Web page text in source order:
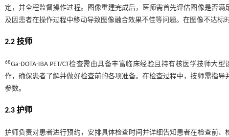
定，并全程监督操作过程。图像重建完成后，医师需首先评估图像是否
及因患者在操作过程中移动导致图像融合效果不佳等问题。在图像不达标
2.2 技师
68Ga-DOTA-IBA PET/CT检查需由具备丰富临床经验且持有核医学技师
作，确保患者了解并做好检查前的各项准备。在检查过程中，技师需指
参数。
2.3 护师
护师负责对患者进行预约，安排具体检查时间并详细告知患者在检查前